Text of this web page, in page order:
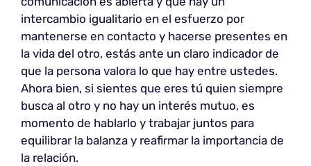
intercambio igualitario en el esfuerzo por
mantenerse en contacto y hacerse presentes en
la vida del otro, estás ante un claro indicador de
que la persona valora lo que hay entre ustedes.
Ahora bien, si sientes que eres tú quien siempre
busca al otro y no hay un interés mutuo, es
momento de hablarlo y trabajar juntos para
equilibrar la balanza y reafirmar la importancia de
la relación.